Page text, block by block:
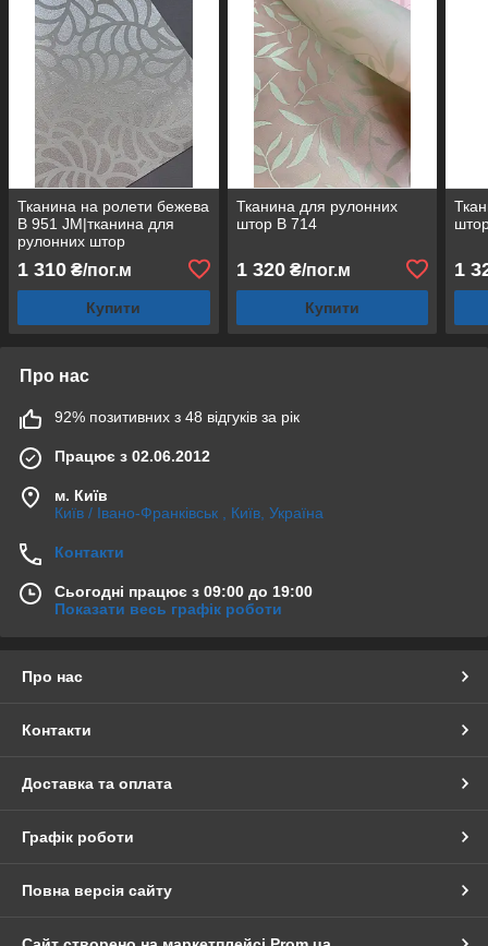
Тканина на ролети бежева
В 951 JM|тканина для
рулонних штор
1 310 ₴/пог.м
Купити
Тканина для рулонних
штор В 714
1 320₴/пог.м
Купити
1
Про нас
92% позитивних з 48 відгуків за рік
Працює з 02.06.2012
м. Київ
Київ / Івано-Франківськ , Київ, Україна
Контакти
Сьогодні працює з 09:00 до 19:00
Показати весь графік роботи
Про нас
Контакти
Доставка та оплата
Графік роботи
Повна версія сайту